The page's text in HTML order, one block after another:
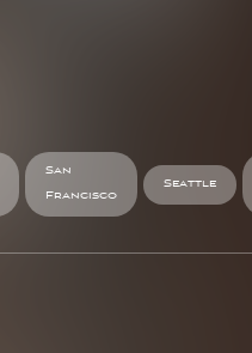
San
Francisco
Seattle